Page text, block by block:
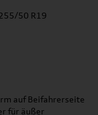
50 R19
auf Beifahrerseite
für äußer